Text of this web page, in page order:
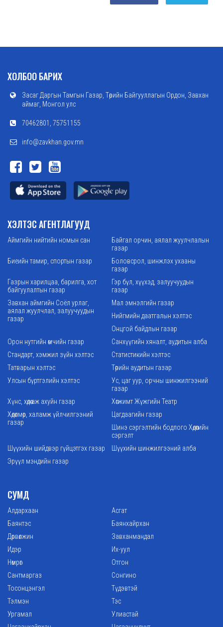
ХОЛБОО БАРИХ
Засаг Даргын Тамгын Газар, Төрийн Байгууллагын Ордон, Завхан
аймаг, Монгол улс
70462801, 75751155
info@zavkhan.gov.mn
ХЭЛТЭС АГЕНТЛАГУУД
Аймгийн нийтийн номын сан
Байгал орчин, аялал жуулчлалын
газар
Биеийн тамир, спортын газар
Боловсрол, шинжлэх ухааны
газар
Газрын харилцаа, барилга, хот
байгуулалтын газар
Гэр бүл, хүүхэд, залуучуудын
газар
Завхан аймгийн Соёл урлаг,
аялал жуулчлал, залуучуудын
газар
Мал эмнэлгийн газар
Нийгмийн даатгалын хэлтэс
Онцгой байдлын газар
Орон нутгийн өмчийн газар
Санхүүгийн хяналт, аудитын алба
Стандарт, хэмжил зүйн хэлтэс
Статистикийн хэлтэс
Татварын хэлтэс
Төрийн аудитын газар
Улсын бүртгэлийн хэлтэс
Ус, цаг уур, орчны шинжилгээний
газар
Хүнс, хөдөө аж ахуйн газар
Хөгжимт Жүжгийн Театр
Хөдөлмөр, халамж үйлчилгээний
газар
Цагдаагийн газар
Шинэ сэргэлтийн бодлого Хөдөөгийн
сэргэлт
Шүүхийн шийдвэр гүйцэтгэх газар
Шүүхийн шинжилгээний алба
Эрүүл мэндийн газар
СУМД
Алдархаан
Асгат
Баянтэс
Баянхайрхан
Дөрвөлжин
Завханмандал
Идэр
Их-уул
Нөмрөг
Отгон
Сантмаргаз
Сонгино
Тосонцэнгэл
Түдэвтэй
Тэлмэн
Тэс
Ургамал
Улиастай